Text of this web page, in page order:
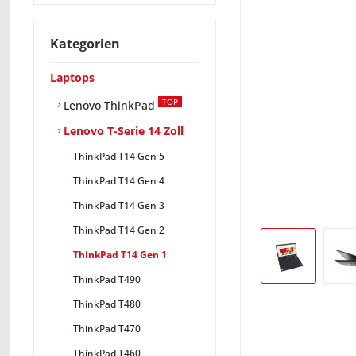
Kategorien
Laptops
Lenovo ThinkPad
TOP
Lenovo T-Serie 14 Zoll
ThinkPad T14 Gen 5
ThinkPad T14 Gen 4
ThinkPad T14 Gen 3
ThinkPad T14 Gen 2
ThinkPad T14 Gen 1
ThinkPad T490
ThinkPad T480
ThinkPad T470